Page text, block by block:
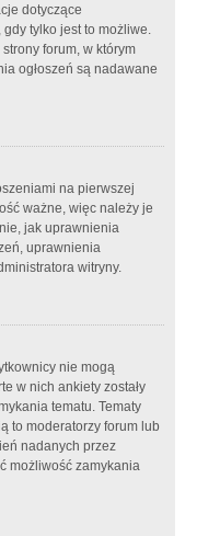
dotyczące
tylko jest to możliwe.
forum, w którym
ogłoszeń są nadawane
na pierwszej
ważne, więc należy je
jak uprawnienia
uprawnienia
witryny.
nie mogą
w nich ankiety zostały
tematu. Tematy
to moderatorzy forum lub
nadanych przez
możliwość zamykania